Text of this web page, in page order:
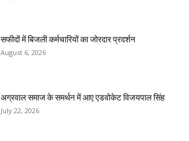
सफीदों में बिजली कर्मचारियों का जोरदार प्रदर्शन
August 6, 2026
अग्रवाल समाज के समर्थन में आए एडवोकेट विजयपाल सिंह
July 22, 2026